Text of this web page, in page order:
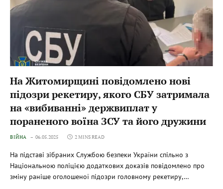
На Житомирщині повідомлено нові
підозри рекетиру, якого СБУ затримала
на «вибиванні» держвиплат у
пораненого воїна ЗСУ та його дружини
ВІЙНА 06.05.2025 2 MINS READ
На підставі зібраних Службою безпеки України спільно з
Національною поліцією додаткових доказів повідомлено про
зміну раніше оголошеної підозри головному рекетиру,…